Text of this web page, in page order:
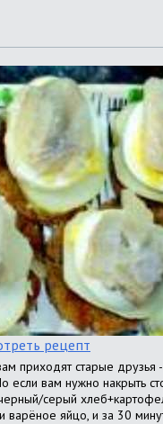
рецепт
приходят старые друзья
вам нужно накрыть
серый
яйцо, и за 30